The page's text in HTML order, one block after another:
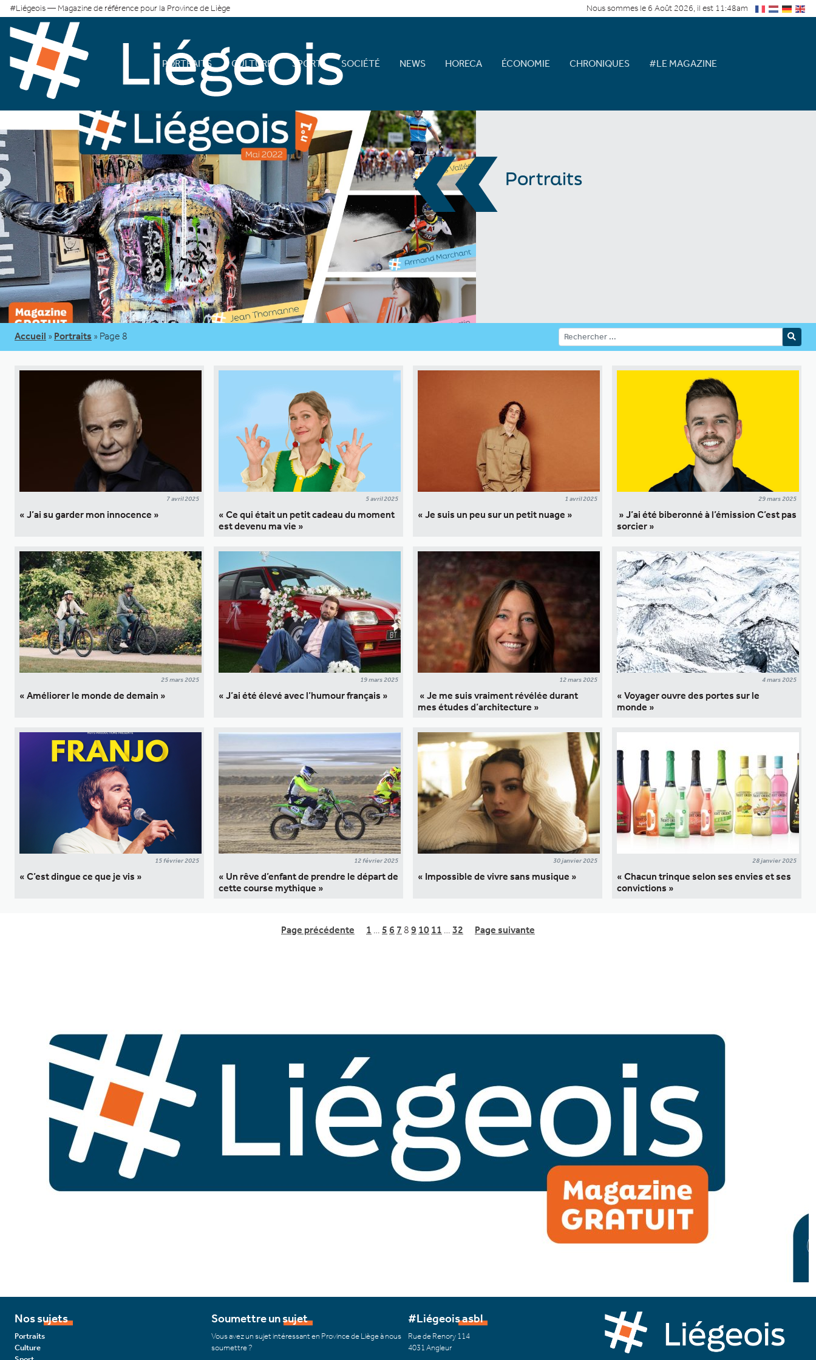
#Liégeois — Magazine de référence pour la Province de Liège Nous sommes le 6 Août 2026, il est 11:48am
PORTRAITS CULTURE SPORT SOCIÉTÉ NEWS HORECA ÉCONOMIE CHRONIQUES #LE MAGAZINE
«Portraits
Accueil » Portraits » Page 8
7 avril 2025
« J’ai su garder mon innocence »
5 avril 2025
« Ce qui était un petit cadeau du moment
est devenu ma vie »
1 avril 2025
« Je suis un peu sur un petit nuage »
29 mars 2025
» J’ai été biberonné à l’émission C’est pas
sorcier »
25 mars 2025
« Améliorer le monde de demain »
19 mars 2025
« J’ai été élevé avec l’humour français »
12 mars 2025
« Je me suis vraiment révélée durant
mes études d’architecture »
4 mars 2025
« Voyager ouvre des portes sur le
monde »
15 février 2025
« C’est dingue ce que je vis »
12 février 2025
« Un rêve d’enfant de prendre le départ de
cette course mythique »
30 janvier 2025
« Impossible de vivre sans musique »
28 janvier 2025
« Chacun trinque selon ses envies et ses
convictions »
Page précédente 1 … 5 6 7 8 9 10 11 … 32 Page suivante
Nos sujets
Portraits
Culture
Soumettre un sujet
Vous avez un sujet intéressant en Province de Liège à nous
soumettre ?
#Liégeois asbl
Rue de Renory 114
4031 Angleur